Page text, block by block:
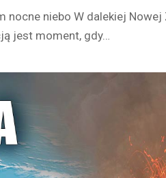
nocne niebo W dalekiej
jest moment, gdy…